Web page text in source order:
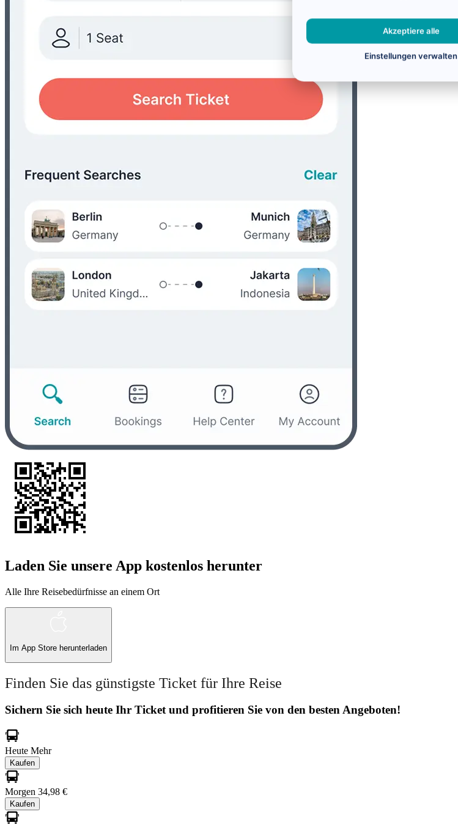
Laden Sie unsere App kostenlos herunter
Alle Ihre Reisebedürfnisse an einem Ort
Im App Store herunterladen
Finden Sie das günstigste Ticket für Ihre Reise
Sichern Sie sich heute Ihr Ticket und profitieren Sie von den besten Angeboten!
Heute Mehr
Kaufen
Morgen 34,98 €
Kaufen
Akzeptiere alle
Einstellungen verwalten